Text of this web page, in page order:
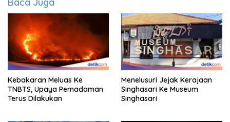
Kebakaran Meluas Ke
TNBTS, Upaya Pemadaman
Terus Dilakukan
Menelusuri Jejak Kerajaan
Singhasari Ke Museum
Singhasari